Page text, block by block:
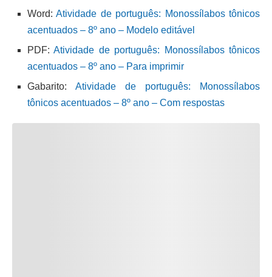
Word:Atividade de português: Monossílabos tônicos
acentuados – 8º ano – Modelo editável
PDF:Atividade de português: Monossílabos tônicos
acentuados – 8º ano – Para imprimir
Gabarito: Atividade de português: Monossílabos
tônicos acentuados – 8º ano – Com respostas